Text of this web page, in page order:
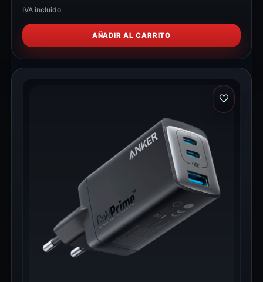
IVA incluido
AÑADIR AL CARRITO